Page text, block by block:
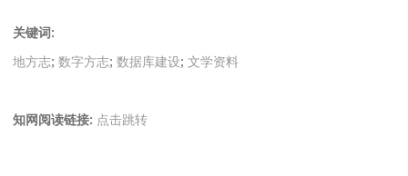
关键词:
地方志;数字方志;数据库建设;文学资料
知网阅读链接: 点击跳转